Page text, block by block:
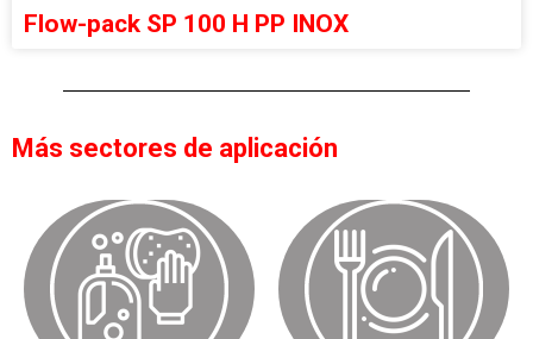
Flow-pack SP 100 H PP INOX
Más sectores de aplicación